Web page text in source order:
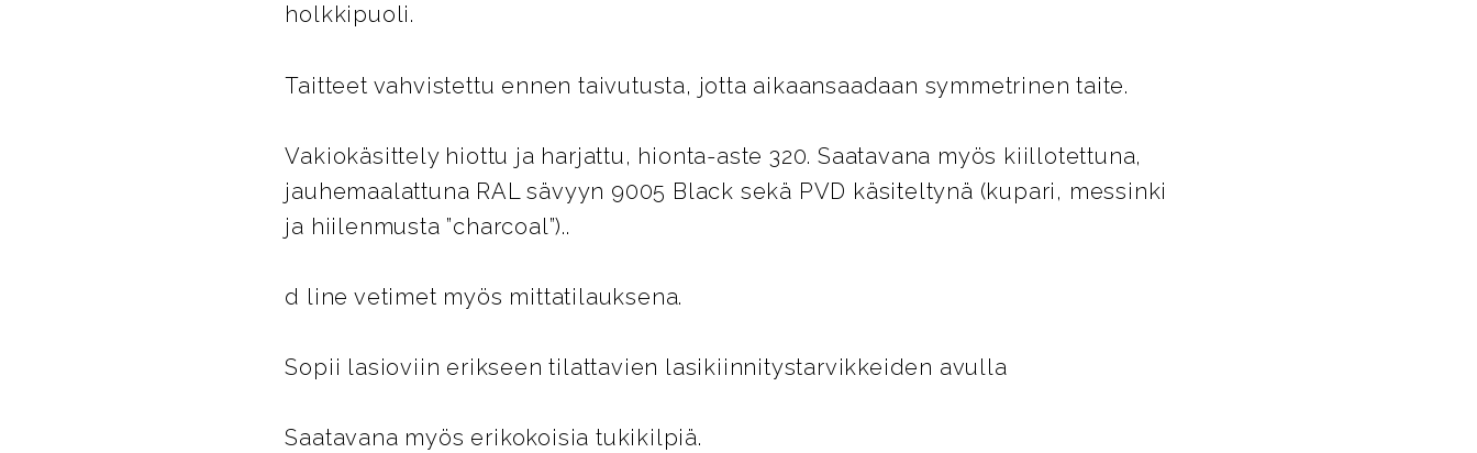
holkkipuoli.
Taitteet vahvistettu ennen taivutusta, jotta aikaansaadaan symmetrinen taite.
Vakiokäsittely hiottu ja harjattu, hionta-aste 320. Saatavana myös kiillotettuna,
jauhemaalattuna RAL sävyyn 9005 Black sekä PVD käsiteltynä (kupari, messinki
ja hiilenmusta ”charcoal”)..
d line vetimet myös mittatilauksena.
Sopii lasioviin erikseen tilattavien lasikiinnitystarvikkeiden avulla
Saatavana myös erikokoisia tukikilpiä.